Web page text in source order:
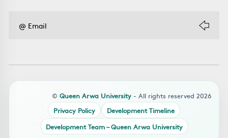
© Queen Arwa University - All rights reserved 2026
Privacy Policy
Development Timeline
Development Team – Queen Arwa University